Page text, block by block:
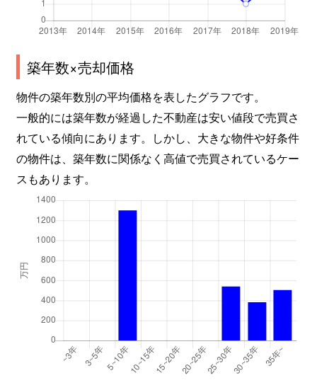
築年数×売却価格
物件の築年数別の平均価格を表したグラフです。
一般的には築年数が経過した不動産は安い値段で売買さ
れている傾向にあります。しかし、大きな物件や好条件
の物件は、築年数に関係なく高値で売買されているケー
スもあります。